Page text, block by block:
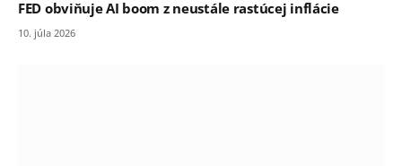
FED obviňuje AI boom z neustále rastúcej inflácie
10. júla 2026